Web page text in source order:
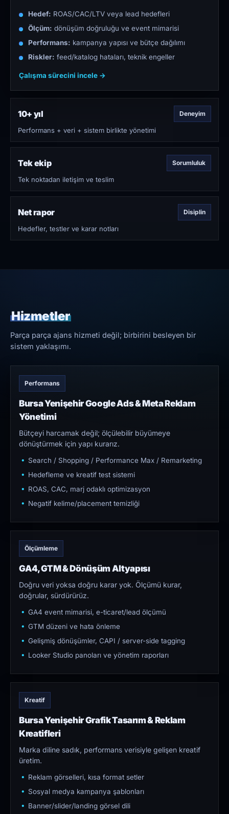
Hedef: ROAS/CAC/LTV veya lead hedefleri
Ölçüm: dönüşüm doğruluğu ve event mimarisi
Performans: kampanya yapısı ve bütçe dağılımı
Riskler: feed/katalog hataları, teknik engeller
Çalışma sürecini incele →
10+ yıl Deneyim
Performans + veri + sistem birlikte yönetimi
Tek ekip Sorumluluk
Tek noktadan iletişim ve teslim
Net rapor Disiplin
Hedefler, testler ve karar notları
Hizmetler
Parça parça ajans hizmeti değil; birbirini besleyen bir
sistem yaklaşımı.
Performans
Bursa Yenişehir Google Ads & Meta Reklam
Yönetimi
Bütçeyi harcamak değil; ölçülebilir büyümeye
dönüştürmek için yapı kurarız.
Search / Shopping / Performance Max / Remarketing
Hedefleme ve kreatif test sistemi
ROAS, CAC, marj odaklı optimizasyon
Negatif kelime/placement temizliği
Ölçümleme
GA4, GTM & Dönüşüm Altyapısı
Doğru veri yoksa doğru karar yok. Ölçümü kurar,
doğrular, sürdürürüz.
GA4 event mimarisi, e-ticaret/lead ölçümü
GTM düzeni ve hata önleme
Gelişmiş dönüşümler, CAPI / server-side tagging
Looker Studio panoları ve yönetim raporları
Kreatif
Bursa Yenişehir Grafik Tasarım & Reklam
Kreatifleri
Marka diline sadık, performans verisiyle gelişen kreatif
üretim.
Reklam görselleri, kısa format setler
Sosyal medya kampanya şablonları
Banner/slider/landing görsel dili